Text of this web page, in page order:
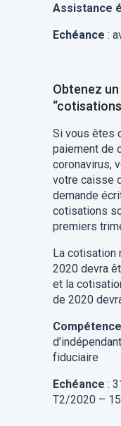
Assistance
Echéance :
Obtenez
Si vous êtes
paiement de
coronavirus,
votre caisse
demande
cotisations
premiers
La cotisation
2020 devra
et la
de 2020
fiduciaire
Echéance :
T2/2020 –